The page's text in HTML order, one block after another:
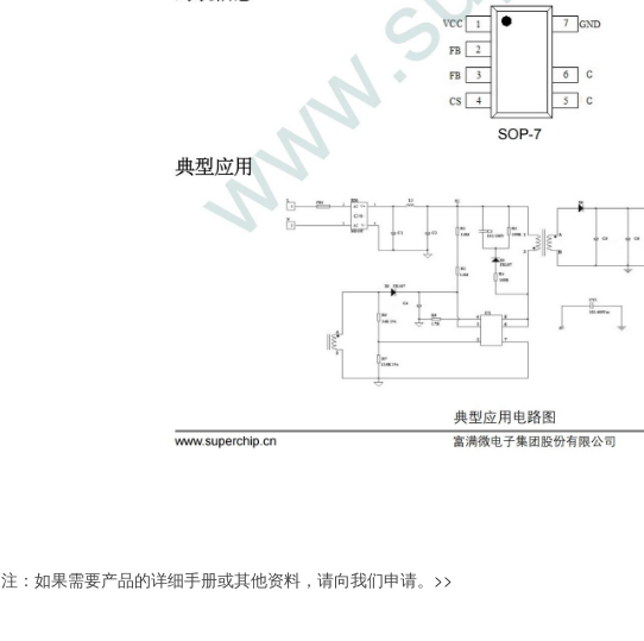
注：如果需要产品的详细手册或其他资料，请向我们申请。 >>